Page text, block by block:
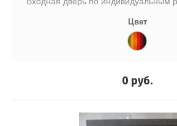
Цвет
0 руб.